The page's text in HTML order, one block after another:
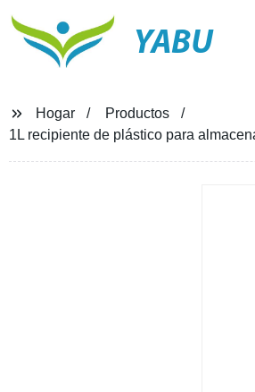
YABU
Hogar
Productos
1L recipiente de plástico para